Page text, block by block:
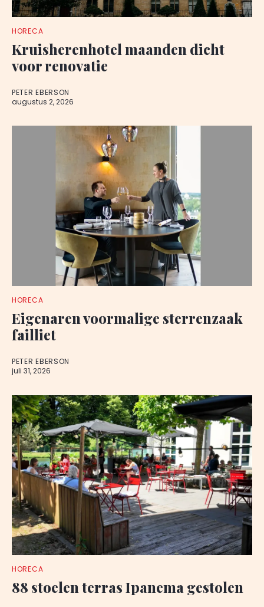
HORECA
Kruisherenhotel maanden dicht
voor renovatie
PETER EBERSON
augustus 2, 2026
HORECA
Eigenaren voormalige sterrenzaak
failliet
PETER EBERSON
juli 31, 2026
HORECA
88 stoelen terras Ipanema gestolen